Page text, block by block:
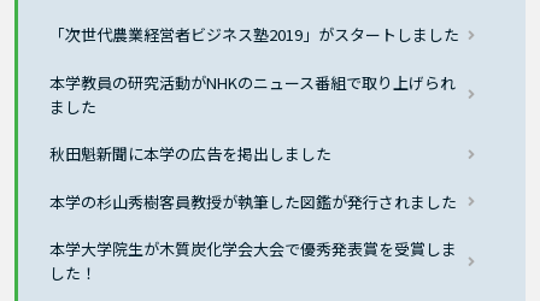
「次世代農業経営者ビジネス塾2019」がスタートしました
本学教員の研究活動がNHKのニュース番組で取り上げられ
ました
秋田魁新聞に本学の広告を掲出しました
本学の杉山秀樹客員教授が執筆した図鑑が発行されました
本学大学院生が木質炭化学会大会で優秀発表賞を受賞しま
した！